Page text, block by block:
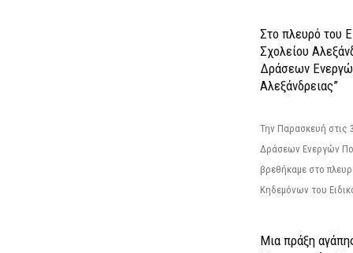
Στο πλευρό του
Σχολείου
Δράσεων
Αλεξάνδρειας”
Την Παρασκευή
Δράσεων Ενεργών
βρεθήκαμε στο
Κηδεμόνων του
Μια πράξη